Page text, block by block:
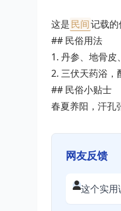
这是民间记载的
## 民俗用法
1. 丹参、地骨皮
2. 三伏天药浴，
## 民俗小贴士
春夏养阳，汗孔
网友反馈
这个实用